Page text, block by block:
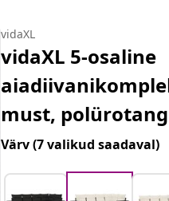
vidaXL
vidaXL 5-osaline
must, polürotang
Värv(7 valikud saadaval)